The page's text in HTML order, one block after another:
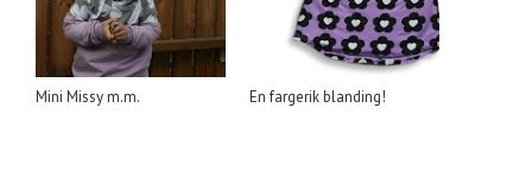
Mini Missy m.m. En fargerik blanding!